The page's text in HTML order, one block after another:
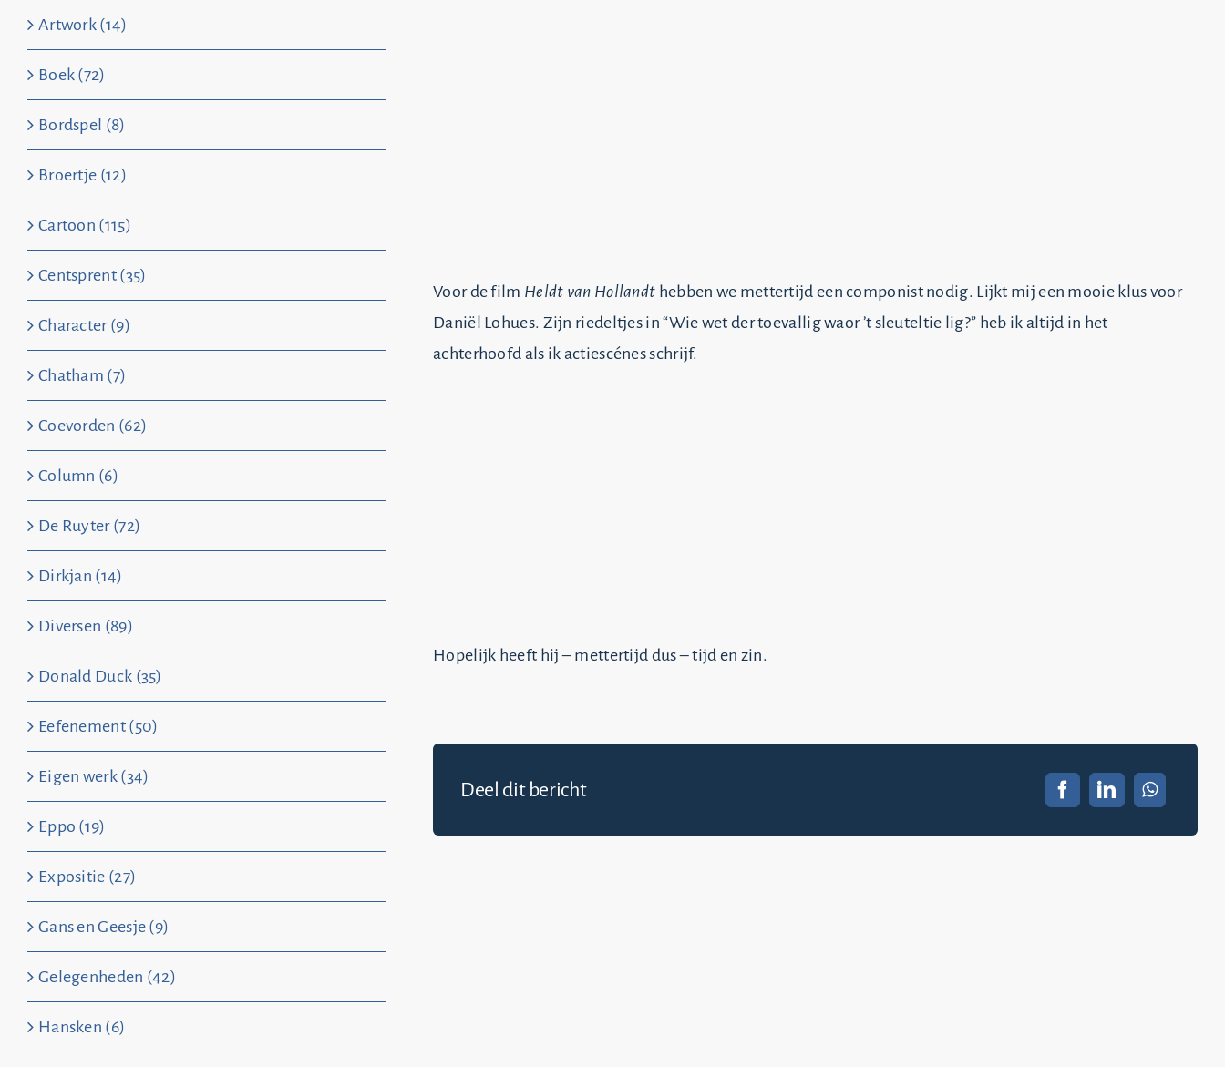
Artwork (14)
Boek (72)
Bordspel (8)
Broertje (12)
Cartoon (115)
Centsprent (35)
Character (9)
Chatham (7)
Coevorden (62)
Column (6)
De Ruyter (72)
Dirkjan (14)
Diversen (89)
Donald Duck (35)
Eefenement (50)
Eigen werk (34)
Eppo (19)
Expositie (27)
Gans en Geesje (9)
Gelegenheden (42)
Hansken (6)
Voor de film Heldt van Hollandt hebben we mettertijd een componist nodig. Lijkt mij een mooie klus voor
Daniël Lohues. Zijn riedeltjes in “Wie wet der toevallig waor ’t sleuteltie lig?” heb ik altijd in het
achterhoofd als ik actiescénes schrijf.
Hopelijk heeft hij – mettertijd dus – tijd en zin.
Deel dit bericht